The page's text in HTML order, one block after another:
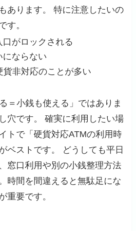
あります。 特に注意したいの
す。
口がロックされる
にならない
貨非対応のことが多い
＝小銭も使える」ではありま
穴です。 確実に利用したい場
トで「硬貨対応ATMの利用時
ベストです。 どうしても平日
窓口利用や別の小銭整理方法
時間を間違えると無駄足にな
重要です。